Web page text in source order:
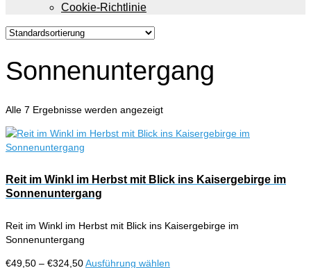
Cookie-Richtlinie
Sonnenuntergang
Alle 7 Ergebnisse werden angezeigt
Reit im Winkl im Herbst mit Blick ins Kaisergebirge im
Sonnenuntergang
Reit im Winkl im Herbst mit Blick ins Kaisergebirge im
Sonnenuntergang
€49,50 – €324,50Preisspanne:
Ausführung wählen